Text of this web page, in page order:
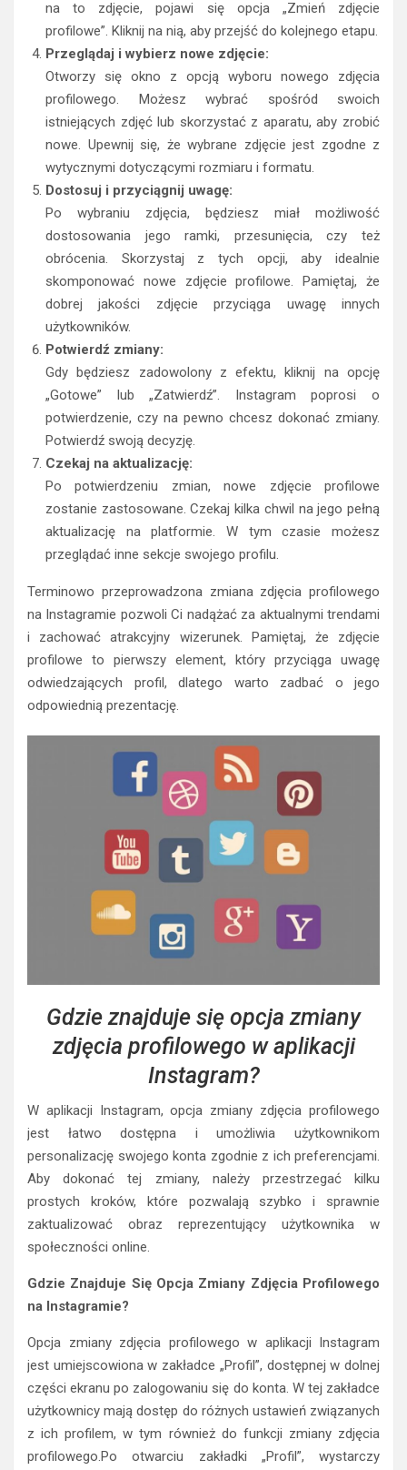
na to zdjęcie, pojawi się opcja „Zmień zdjęcie
profilowe”. Kliknij na nią, aby przejść do kolejnego etapu.
Przeglądaj i wybierz nowe zdjęcie:
Otworzy się okno z opcją wyboru nowego zdjęcia
profilowego. Możesz wybrać spośród swoich
istniejących zdjęć lub skorzystać z aparatu, aby zrobić
nowe. Upewnij się, że wybrane zdjęcie jest zgodne z
wytycznymi dotyczącymi rozmiaru i formatu.
Dostosuj i przyciągnij uwagę:
Po wybraniu zdjęcia, będziesz miał możliwość
dostosowania jego ramki, przesunięcia, czy też
obrócenia. Skorzystaj z tych opcji, aby idealnie
skomponować nowe zdjęcie profilowe. Pamiętaj, że
dobrej jakości zdjęcie przyciąga uwagę innych
użytkowników.
Potwierdź zmiany:
Gdy będziesz zadowolony z efektu, kliknij na opcję
„Gotowe” lub „Zatwierdź”. Instagram poprosi o
potwierdzenie, czy na pewno chcesz dokonać zmiany.
Potwierdź swoją decyzję.
Czekaj na aktualizację:
Po potwierdzeniu zmian, nowe zdjęcie profilowe
zostanie zastosowane. Czekaj kilka chwil na jego pełną
aktualizację na platformie. W tym czasie możesz
przeglądać inne sekcje swojego profilu.
Terminowo przeprowadzona zmiana zdjęcia profilowego
na Instagramie pozwoli Ci nadążać za aktualnymi trendami
i zachować atrakcyjny wizerunek. Pamiętaj, że zdjęcie
profilowe to pierwszy element, który przyciąga uwagę
odwiedzających profil, dlatego warto zadbać o jego
odpowiednią prezentację.
Gdzie znajduje się opcja zmiany
zdjęcia profilowego w aplikacji
Instagram?
W aplikacji Instagram, opcja zmiany zdjęcia profilowego
jest łatwo dostępna i umożliwia użytkownikom
personalizację swojego konta zgodnie z ich preferencjami.
Aby dokonać tej zmiany, należy przestrzegać kilku
prostych kroków, które pozwalają szybko i sprawnie
zaktualizować obraz reprezentujący użytkownika w
społeczności online.
Gdzie Znajduje Się Opcja Zmiany Zdjęcia Profilowego
na Instagramie?
Opcja zmiany zdjęcia profilowego w aplikacji Instagram
jest umiejscowiona w zakładce „Profil”, dostępnej w dolnej
części ekranu po zalogowaniu się do konta. W tej zakładce
użytkownicy mają dostęp do różnych ustawień związanych
z ich profilem, w tym również do funkcji zmiany zdjęcia
profilowego.Po otwarciu zakładki „Profil”, wystarczy